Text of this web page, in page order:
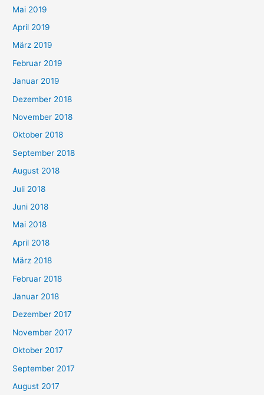
Mai 2019
April 2019
März 2019
Februar 2019
Januar 2019
Dezember 2018
November 2018
Oktober 2018
September 2018
August 2018
Juli 2018
Juni 2018
Mai 2018
April 2018
März 2018
Februar 2018
Januar 2018
Dezember 2017
November 2017
Oktober 2017
September 2017
August 2017